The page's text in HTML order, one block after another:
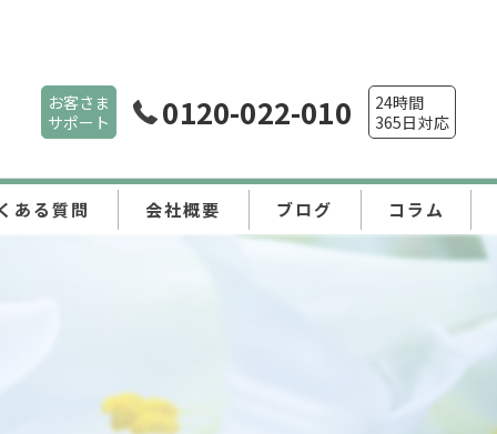
お客さま
サポート
0120-022-010
24時間
365日対応
ある質問 会社概要 ブログ コラム